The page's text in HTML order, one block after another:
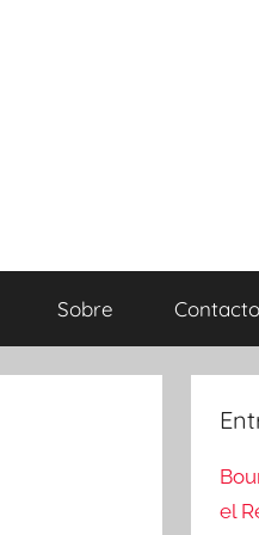
Sobre Contacto
el